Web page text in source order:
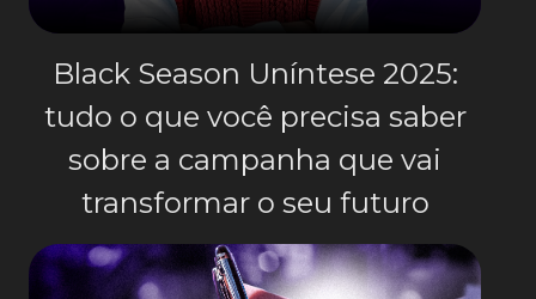
Black Season Uníntese 2025:
tudo o que você precisa saber
sobre a campanha que vai
transformar o seu futuro